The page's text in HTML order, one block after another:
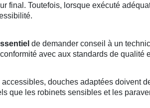
final. Toutefois, lorsque exécuté
de demander conseil à un
avec aux standards de qualité
accessibles, douches adaptées doivent
que les robinets sensibles et les